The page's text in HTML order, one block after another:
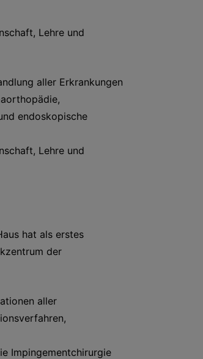
Lehre und
aller Erkrankungen
endoskopische
Lehre und
hat als erstes
der
aller
Impingementchirurgie